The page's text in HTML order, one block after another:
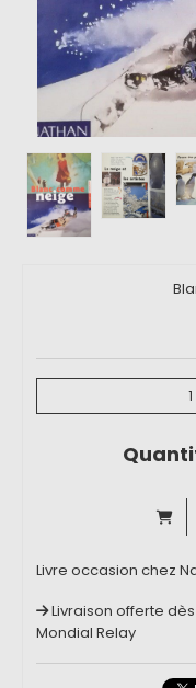
1
Livre occasion chez
Livraison offerte
Mondial Relay